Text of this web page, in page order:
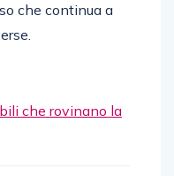
che continua a
che rovinano la